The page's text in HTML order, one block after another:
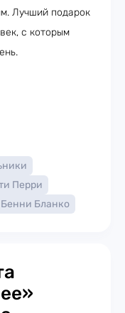
Лучший подарок
с которым
Перри
Бенни Бланко